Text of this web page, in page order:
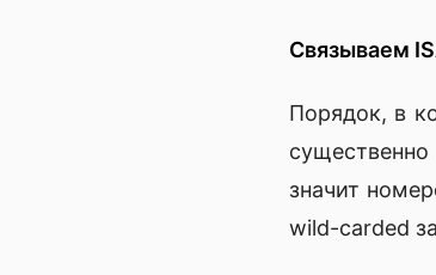
Связываем
Порядок, в
значит
wild-carded